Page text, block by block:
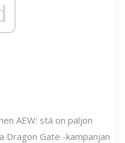
AEW: stä on paljon
Dragon Gate -kampanjan